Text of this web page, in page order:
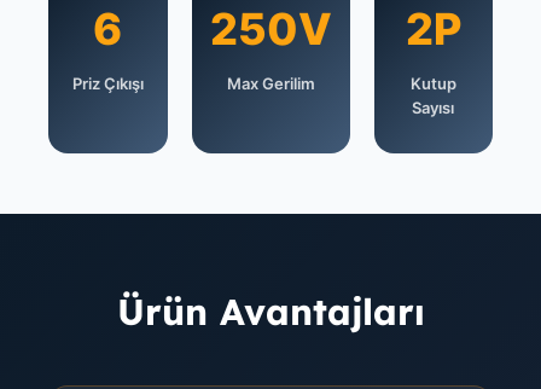
6
Priz Çıkışı
250V
Max Gerilim
2P
Kutup
Sayısı
Ürün Avantajları